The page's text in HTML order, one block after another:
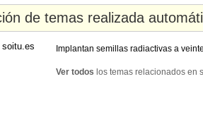
de temas realizada
soitu.es Implantan semillas radiactivas a
Ver todos los temas relacionados en